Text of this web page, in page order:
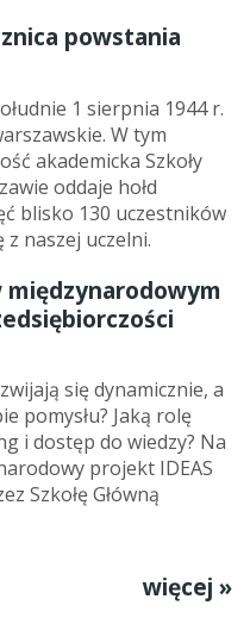
powstania
1 sierpnia 1944 r.
W tym
akademicka Szkoły
oddaje hołd
blisko 130 uczestników
z naszej uczelni.
międzynarodowym
się dynamicznie, a
pomysłu? Jaką rolę
i dostęp do wiedzy? Na
projekt IDEAS
Szkołę Główną
więcej »